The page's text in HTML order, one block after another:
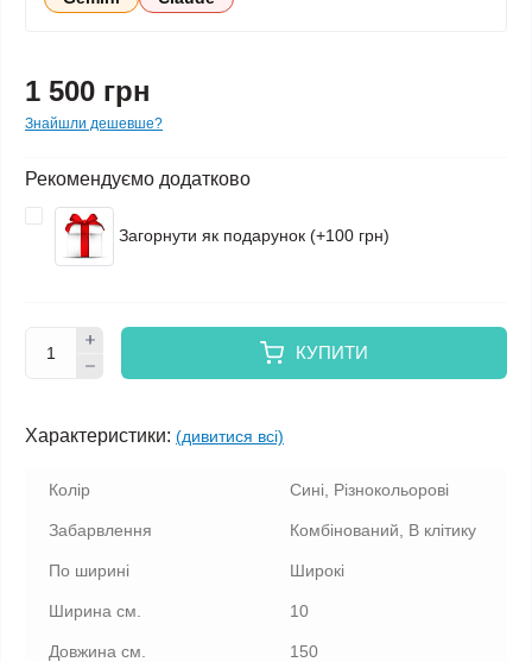
1 500 грн
Знайшли дешевше?
Рекомендуємо додатково
Загорнути як подарунок (+100 грн)
КУПИТИ
Характеристики: (дивитися всі)
Колір Сині, Різнокольорові
Забарвлення Комбінований, В клітику
По ширині Широкі
Ширина см. 10
Довжина см. 150